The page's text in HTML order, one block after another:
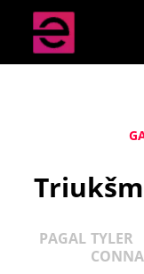
PAGAL TYLER